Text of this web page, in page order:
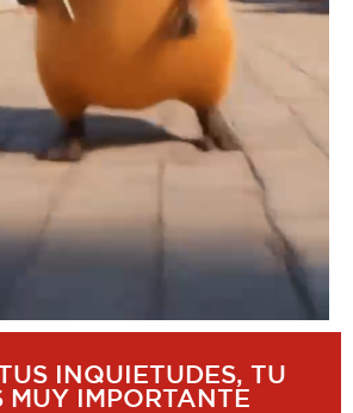
INQUIETUDES, TU
MUY IMPORTANTE